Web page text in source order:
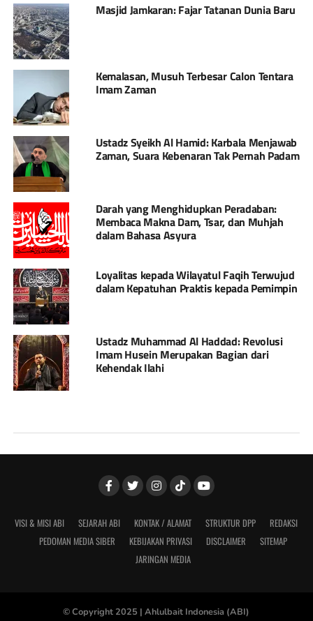
Masjid Jamkaran: Fajar Tatanan Dunia Baru
Kemalasan, Musuh Terbesar Calon Tentara
Imam Zaman
Ustadz Syeikh Al Hamid: Karbala Menjawab
Zaman, Suara Kebenaran Tak Pernah Padam
Darah yang Menghidupkan Peradaban:
Membaca Makna Dam, Tsar, dan Muhjah
dalam Bahasa Asyura
Loyalitas kepada Wilayatul Faqih Terwujud
dalam Kepatuhan Praktis kepada Pemimpin
Ustadz Muhammad Al Haddad: Revolusi
Imam Husein Merupakan Bagian dari
Kehendak Ilahi
VISI & MISI ABI SEJARAH ABI KONTAK / ALAMAT STRUKTUR DPP
REDAKSI
PEDOMAN MEDIA SIBER
KEBIJAKAN PRIVASI DISCLAIMER
SITEMAP
JARINGAN MEDIA
© Copyright 2025 | Ahlulbait Indonesia (ABI)